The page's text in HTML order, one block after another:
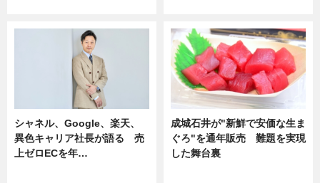
シャネル、Google、楽天、
異色キャリア社長が語る 売
上ゼロECを年…
成城石井が"新鮮で安価な生ま
ぐろ"を通年販売 難題を実現
した舞台裏